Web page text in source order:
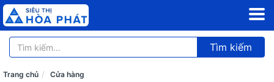
Tìm kiếm
Trang chủ Cửa hàng